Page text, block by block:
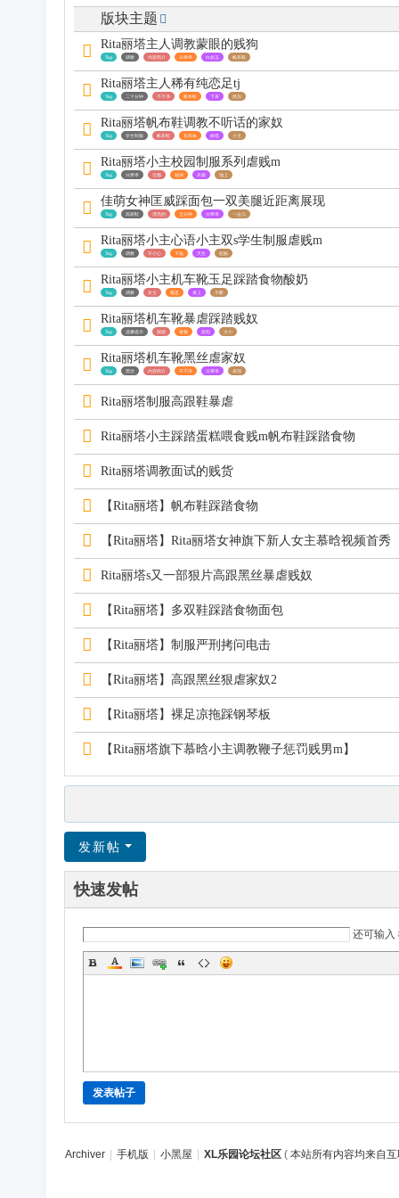
版块主题
Rita丽塔主人调教蒙眼的贱狗
Tag 调教 内容简介 分辨率 白如玉 帆布鞋
Rita丽塔主人稀有纯恋足tj
Tag 二十分钟 不干净 帆布鞋 下来 然后
Rita丽塔帆布鞋调教不听话的家奴
Tag 学生制服 帆布鞋 长筒袜 丽塔 小主
Rita丽塔小主校园制服系列虐贱m
Tag 分辨率 过瘾 脱掉 衣服 地上
佳萌女神匡威踩面包一双美腿近距离展现
Tag 高跟鞋 漂亮的 五分钟 分辨率 一会儿
Rita丽塔小主心语小主双s学生制服虐贱m
Tag 调教 不小心 下跪 天生 犯贱
Rita丽塔小主机车靴玉足踩踏食物酸奶
Tag 调教 女主 都是 身上 不断
Rita丽塔机车靴暴虐踩踏贱奴
Tag 温馨提示 踩踏 食物 面包 大小
Rita丽塔机车靴黑丝虐家奴
Tag 黑丝 内容简介 不干净 分辨率 表现
Rita丽塔制服高跟鞋暴虐
Rita丽塔小主踩踏蛋糕喂食贱m帆布鞋踩踏食物
Rita丽塔调教面试的贱货
【Rita丽塔】帆布鞋踩踏食物
【Rita丽塔】Rita丽塔女神旗下新人女主慕晗视频首秀
Rita丽塔s又一部狠片高跟黑丝暴虐贱奴
【Rita丽塔】多双鞋踩踏食物面包
【Rita丽塔】制服严刑拷问电击
【Rita丽塔】高跟黑丝狠虐家奴2
【Rita丽塔】裸足凉拖踩钢琴板
【Rita丽塔旗下慕晗小主调教鞭子惩罚贱男m】
发新帖
快速发帖
还可输入
发表帖子
Archiver 手机版 小黑屋 XL乐园论坛社区 ( 本站所有内容均来自